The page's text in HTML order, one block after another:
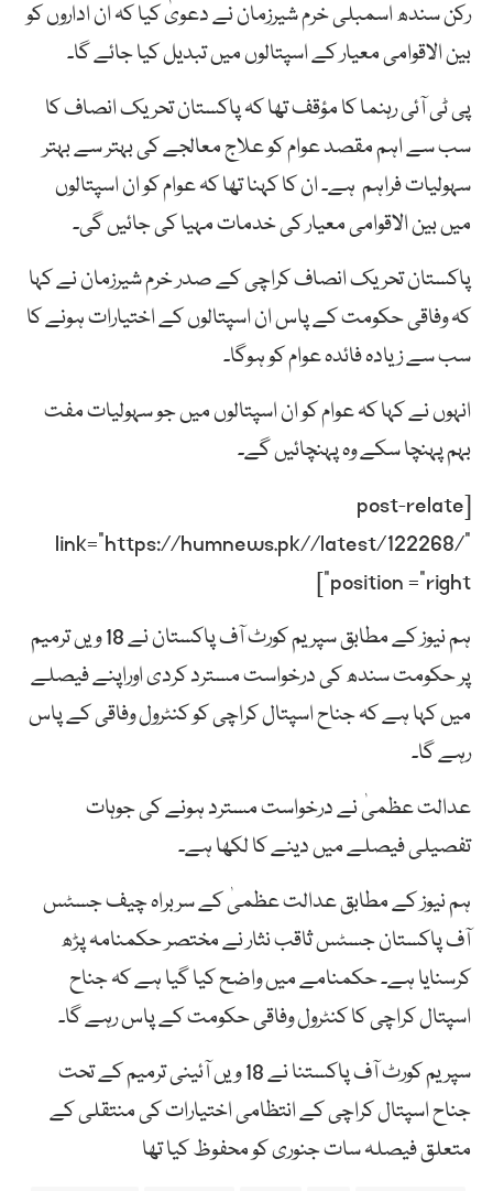
رکن سندھ اسمبلی خرم شیرزمان نے دعویٰ کیا کہ ان اداروں کو
بین الاقوامی معیار کے اسپتالوں میں تبدیل کیا جائے گا۔
پی ٹی آئی رہنما کا مؤقف تھا کہ پاکستان تحریک انصاف کا
سب سے اہم مقصد عوام کو علاج معالجے کی بہتر سے بہتر
سہولیات فراہم ہے۔ ان کا کہنا تھا کہ عوام کو ان اسپتالوں
میں بین الاقوامی معیار کی خدمات مہیا کی جائیں گی۔
پاکستان تحریک انصاف کراچی کے صدر خرم شیرزمان نے کہا
کہ وفاقی حکومت کے پاس ان اسپتالوں کے اختیارات ہونے کا
سب سے زیادہ فائدہ عوام کو ہوگا۔
انہوں نے کہا کہ عوام کو ان اسپتالوں میں جو سہولیات مفت
بہم پہنچا سکے وہ پہنچائیں گے۔
[post-relate
link=”https://humnews.pk//latest/122268/”
position =”right”]
ہم نیوز کے مطابق سپریم کورٹ آف پاکستان نے 18 ویں ترمیم
پر حکومت سندھ کی درخواست مسترد کردی اوراپنے فیصلے
میں کہا ہے کہ جناح اسپتال کراچی کو کنٹرول وفاقی کے پاس
رہے گا۔
عدالت عظمیٰ نے درخواست مسترد ہونے کی جوہات
تفصیلی فیصلے میں دینے کا لکھا ہے۔
ہم نیوز کے مطابق عدالت عظمیٰ کے سربراہ چیف جسٹس
آف پاکستان جسٹس ثاقب نثار نے مختصر حکمنامہ پڑھ
کرسنایا ہے۔ حکمنامے میں واضح کیا گیا ہے کہ جناح
اسپتال کراچی کا کنٹرول وفاقی حکومت کے پاس رہے گا۔
سپریم کورٹ آف پاکستنا نے 18 ویں آئینی ترمیم کے تحت
جناح اسپتال کراچی کے انتظامی اختیارات کی منتقلی کے
متعلق فیصلہ سات جنوری کو محفوظ کیا تھا